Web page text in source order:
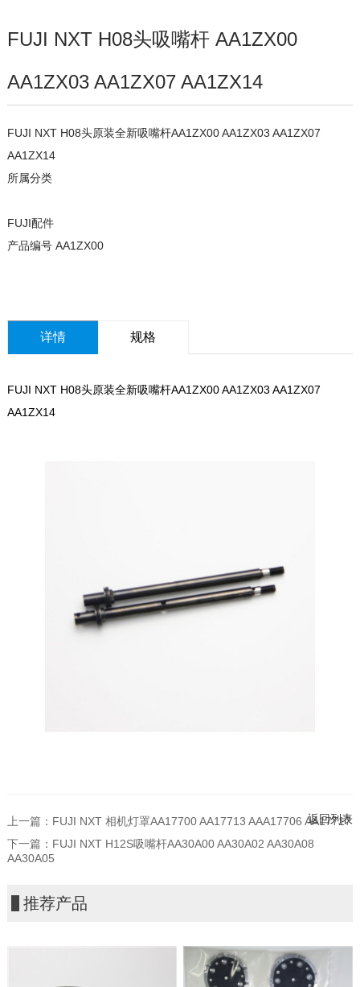
FUJI NXT H08头吸嘴杆 AA1ZX00
AA1ZX03 AA1ZX07 AA1ZX14
FUJI NXT H08头原装全新吸嘴杆AA1ZX00 AA1ZX03 AA1ZX07
AA1ZX14
所属分类
FUJI配件
产品编号 AA1ZX00
详情 规格
FUJI NXT H08头原装全新吸嘴杆AA1ZX00 AA1ZX03 AA1ZX07
AA1ZX14
上一篇： FUJI NXT 相机灯罩AA17700 AA17713 AAA17706 AA17717
下一篇： FUJI NXT H12S吸嘴杆AA30A00 AA30A02 AA30A08
AA30A05
返回列表
推荐产品